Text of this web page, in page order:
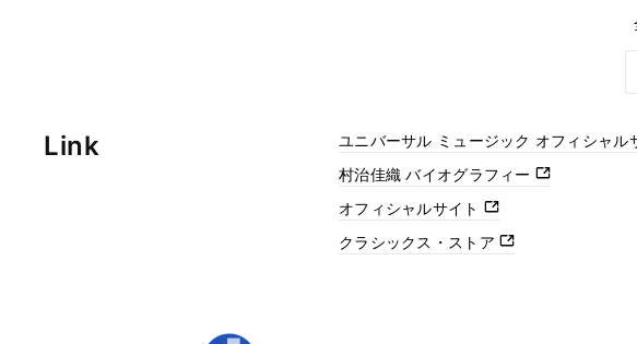
Link
ユニバーサル ミュージック オフィシャル
村治佳織 バイオグラフィー
オフィシャルサイト
クラシックス・ストア